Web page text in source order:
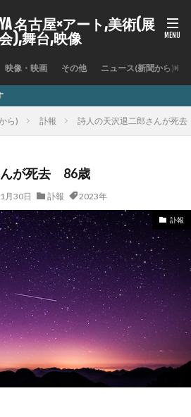
名古屋×アート,美術(展
),舞台,映像
映像・映画 その他 ニュース(新聞から)
ら) 訃報 詩人の天沢退二郎さんが死
んが死去 86歳
月30日 訃報 2023年
訃報